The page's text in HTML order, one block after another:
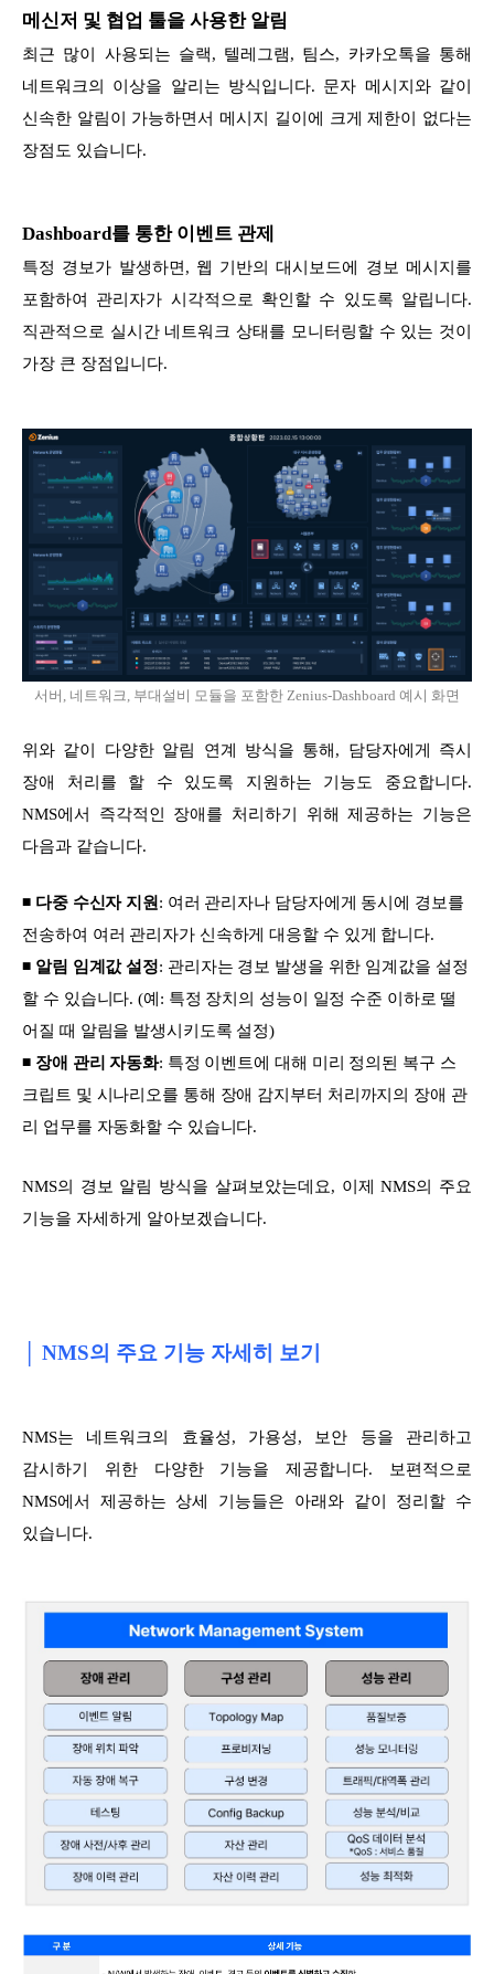
메신저 및 협업 툴을 사용한 알림
최근 많이 사용되는 슬랙, 텔레그램, 팀스, 카카오톡을 통해
네트워크의 이상을 알리는 방식입니다. 문자 메시지와 같이
신속한 알림이 가능하면서 메시지 길이에 크게 제한이 없다는
장점도 있습니다.
Dashboard를 통한 이벤트 관제
특정 경보가 발생하면, 웹 기반의 대시보드에 경보 메시지를
포함하여 관리자가 시각적으로 확인할 수 있도록 알립니다.
직관적으로 실시간 네트워크 상태를 모니터링할 수 있는 것이
가장 큰 장점입니다.
서버, 네트워크, 부대설비 모듈을 포함한 Zenius-Dashboard 예시 화면
위와 같이 다양한 알림 연계 방식을 통해, 담당자에게 즉시
장애 처리를 할 수 있도록 지원하는 기능도 중요합니다.
NMS에서 즉각적인 장애를 처리하기 위해 제공하는 기능은
다음과 같습니다.
◾ 다중 수신자 지원 : 여러 관리자나 담당자에게 동시에 경보를
전송하여 여러 관리자가 신속하게 대응할 수 있게 합니다.
◾ 알림 임계값 설정: 관리자는 경보 발생을 위한 임계값을 설정
할 수 있습니다. (예: 특정 장치의 성능이 일정 수준 이하로 떨
어질 때 알림을 발생시키도록 설정)
◾ 장애 관리 자동화: 특정 이벤트에 대해 미리 정의된 복구 스
크립트 및 시나리오를 통해 장애 감지부터 처리까지의 장애 관
리 업무를 자동화할 수 있습니다.
NMS의 경보 알림 방식을 살펴보았는데요, 이제 NMS의 주요
기능을 자세하게 알아보겠습니다.
│ NMS의 주요 기능 자세히 보기
NMS는 네트워크의 효율성, 가용성, 보안 등을 관리하고
감시하기 위한 다양한 기능을 제공합니다. 보편적으로
NMS에서 제공하는 상세 기능들은 아래와 같이 정리할 수
있습니다.